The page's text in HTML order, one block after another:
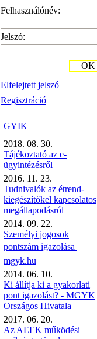
Felhasználónév:
Jelszó:
Elfelejtett jelszó
Regisztráció
OK
GYIK
2018. 08. 30.
Tájékoztató az e-
ügyintézésről
2016. 11. 23.
Tudnivalók az étrend-
kiegészítőkel kapcsolatos
megállapodásról
2014. 09. 22.
Személyi jogosok
pontszám igazolása 
mgyk.hu
2014. 06. 10.
Ki állítja ki a gyakorlati
pont igazolást? - MGYK
Országos Hivatala
2017. 06. 20.
Az AEEK működési